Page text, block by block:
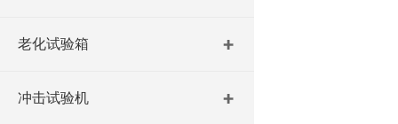
老化试验箱
冲击试验机